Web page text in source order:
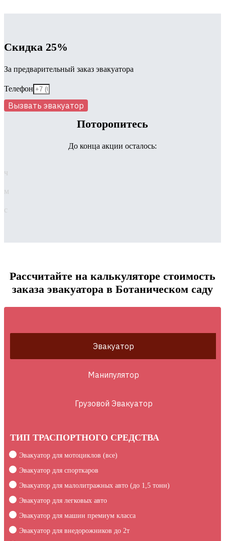
Скидка 25%
За предварительный заказ эвакуатора
Телефон
Вызвать эвакуатор
Поторопитесь
До конца акции осталось:
ч
м
с
Рассчитайте на калькуляторе стоимость
заказа эвакуатора в Ботаническом саду
Эвакуатор
Манипулятор
Грузовой Эвакуатор
ТИП ТРАСПОРТНОГО СРЕДСТВА
Эвакуатор для мотоциклов (все)
Эвакуатор для спорткаров
Эвакуатор для малолитражных авто (до 1,5 тонн)
Эвакуатор для легковых авто
Эвакуатор для машин премиум класса
Эвакуатор для внедорожников до 2т